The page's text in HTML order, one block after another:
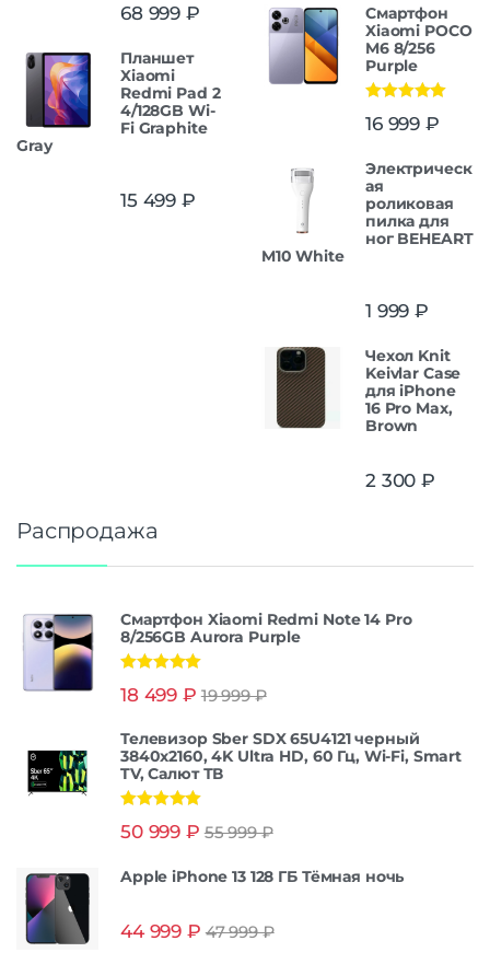
68 999 ₽
Планшет
Xiaomi
Redmi Pad 2
4/128GB Wi-
Fi Graphite
Gray
15 499 ₽
Смартфон
Xiaomi POCO
M6 8/256
Purple
из 5
16 999 ₽
Электрическ
ая
роликовая
пилка для
ног BEHEART
M10 White
1 999 ₽
Чехол Knit
Keivlar Case
для iPhone
16 Pro Max,
Brown
2 300 ₽
Распродажа
Смартфон Xiaomi Redmi Note 14 Pro
8/256GB Aurora Purple
из 5
18 499 ₽ 19 999₽
Телевизор Sber SDX 65U4121 черный
3840x2160, 4K Ultra HD, 60 Гц, Wi-Fi, Smart
TV, Салют ТВ
из 5
50 999 ₽ 55 999₽
Apple iPhone 13 128 ГБ Тёмная ночь
44 999 ₽ 47 999₽